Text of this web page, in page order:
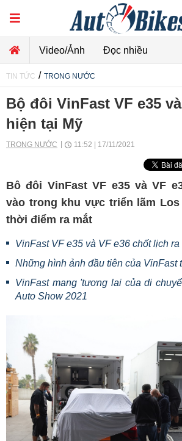
Video/Ảnh Đọc nhiều
TIN TỨC / TRONG NƯỚC
Bộ đôi VinFast VF e35
hiện tại Mỹ
TRONG NƯỚC 11:52 | 17/11/2021
Bô đôi VinFast VF e35 và VF
vào trong khu vực triển lãm
thời điểm ra mắt
VinFast VF e35 và VF e36 chốt lịch ra
Những hình ảnh đầu tiên của VinFast
VinFast mang 'tương lai của di
Auto Show 2021